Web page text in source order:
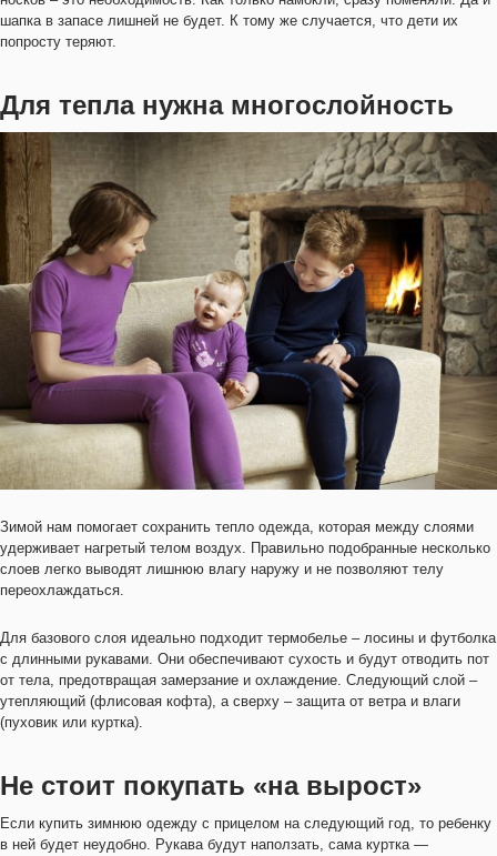
шапка в запасе лишней не будет. К тому же случается, что дети их
попросту теряют.
Для тепла нужна многослойность
Зимой нам помогает сохранить тепло одежда, которая между слоями
удерживает нагретый телом воздух. Правильно подобранные несколько
слоев легко выводят лишнюю влагу наружу и не позволяют телу
переохлаждаться.
Для базового слоя идеально подходит термобелье – лосины и футболка
с длинными рукавами. Они обеспечивают сухость и будут отводить пот
от тела, предотвращая замерзание и охлаждение. Следующий слой –
утепляющий (флисовая кофта), а сверху – защита от ветра и влаги
(пуховик или куртка).
Не стоит покупать «на вырост»
Если купить зимнюю одежду с прицелом на следующий год, то ребенку
в ней будет неудобно. Рукава будут наползать, сама куртка —